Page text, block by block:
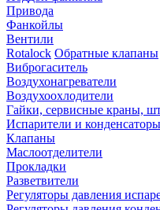
Привода
Фанкойлы
Вентили
Rotalock Обратные клапаны
Виброгаситель
Воздухонагреватели
Воздухоохлодители
Гайки, сервисные краны,
Испарители и конденсаторы
Клапаны
Маслоотделители
Прокладки
Разветвители
Регуляторы давления